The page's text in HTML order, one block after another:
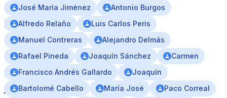
del
libro
“Con
el
17…
Joaquín
José María Jiménez
Antonio Burgos
Alfredo Relaño
Luis Carlos Peris
Manuel Contreras
Alejandro Delmás
Rafael Pineda
Joaquín Sánchez
Carmen
Francisco Andrés Gallardo
Joaquín
Bartolomé Cabello
María José
Paco Correal